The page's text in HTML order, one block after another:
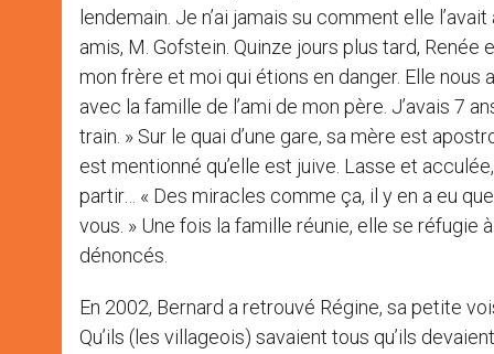
lendemain. Je n’ai jamais su comment elle
amis, M. Gofstein. Quinze jours plus tard,
mon frère et moi qui étions en danger. Elle
avec la famille de l’ami de mon père. J’avais 7
train. » Sur le quai d’une gare, sa mère est
est mentionné qu’elle est juive. Lasse et
partir… « Des miracles comme ça, il y en a eu
vous. » Une fois la famille réunie, elle se réfugie
dénoncés.
En 2002, Bernard a retrouvé Régine, sa petite
Qu’ils (les villageois) savaient tous qu’ils